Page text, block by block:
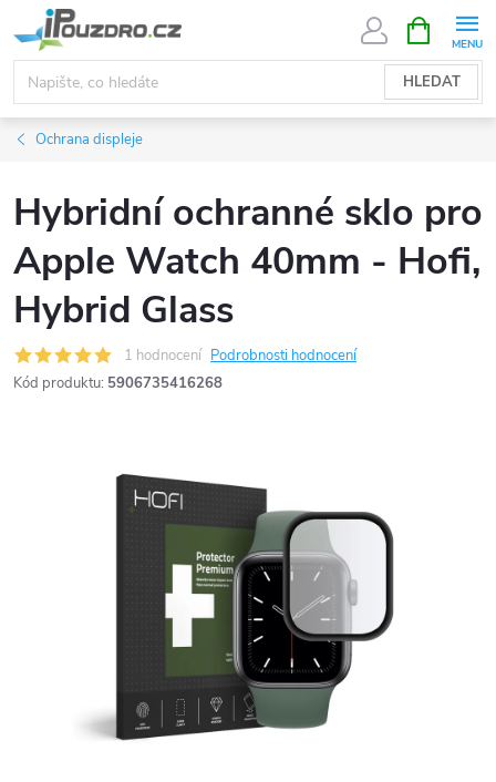
na
obsah
HLEDAT
NÁKUPNÍ
KOŠÍK
Ochrana displeje
Hybridní ochranné sklo pro
Apple Watch 40mm - Hofi,
Hybrid Glass
1 hodnocení Podrobnosti hodnocení
Kód produktu: 5906735416268